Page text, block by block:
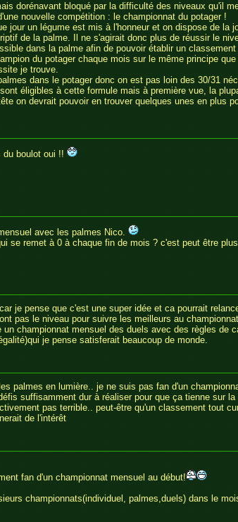
dorénavant bloqué par la difficulté des niveaux qu'il
nouvelle compétition : le championnat du potager !
jour un légume est mis à l'honneur et on dispose de la
de la palme. Il ne s'agirait donc plus de réussir le
dans la palme afin de pouvoir établir un
du potager chaque mois sur le même principe
je trouve.
dans le potager donc on est pas loin des 30/31
éligibles à cette formule mais à première vue, la
on devrait pouvoir en trouver quelques unes en plus
boulot oui !!
avec les palmes Nico.
se remet à 0 à chaque fin de mois ? c'est peut être
je pense que c'est une super idée et ca pourrait
pas le niveau pour suivre les meilleurs au
un championnat mensuel des duels avec des règles de
je pense satisferait beaucoup de monde.
palmes en lumière.. je ne suis pas fan d'un
suffisamment dur à réaliser pour que ça tienne sur la
pas terrible.. peut-être qu'un classement tout
de l'intérêt
fan d'un championnat mensuel au début!
championnats(individuel, palmes,duels) dans le